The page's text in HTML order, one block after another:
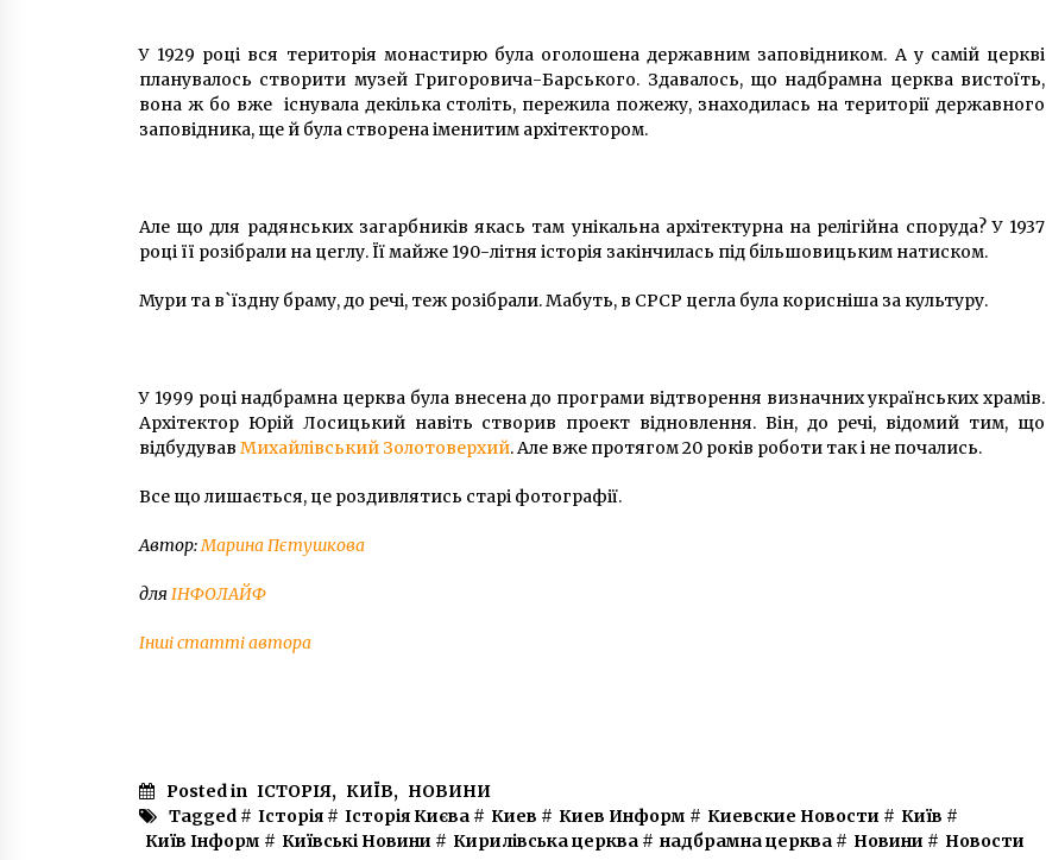
У 1929 році вся територія монастирю була оголошена державним заповідником. А у самій церкві
планувалось створити музей Григоровича-Барського. Здавалось, що надбрамна церква вистоїть,
вона ж бо вже існувала декілька століть, пережила пожежу, знаходилась на території державного
заповідника, ще й була створена іменитим архітектором.
Але що для радянських загарбників якась там унікальна архітектурна на релігійна споруда? У 1937
році її розібрали на цеглу. Її майже 190-літня історія закінчилась під більшовицьким натиском.
Мури та в`їздну браму, до речі, теж розібрали. Мабуть, в СРСР цегла була корисніша за культуру.
У 1999 році надбрамна церква була внесена до програми відтворення визначних українських храмів.
Архітектор Юрій Лосицький навіть створив проект відновлення. Він, до речі, відомий тим, що
відбудував Михайлівський Золотоверхий. Але вже протягом 20 років роботи так і не почались.
Все що лишається, це роздивлятись старі фотографії.
Автор:Марина Пєтушкова
для ІНФОЛАЙФ
Інші статті автора
Posted in ІСТОРІЯ, КИЇВ, НОВИНИ
Tagged # Історія # Історія Києва # Киев # Киев Информ # Киевские Новости # Київ #
Київ Інформ # Київські Новини # Кирилівська церква # надбрамна церква # Новини # Новости